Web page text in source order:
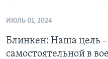
ИЮЛЬ 01, 2024
Блинкен: Наша цель
самостоятельной в